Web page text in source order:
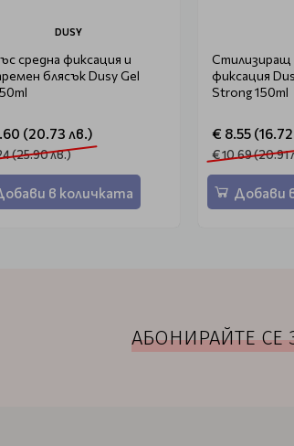
DUSY
средна фиксация и
блясък Dusy Gel
(20.73 лв.)
(25.90 лв.)
в количката
Стилизиращ
фиксация
Strong 150ml
€ 8.55
€ 10.69 (20.91
Добави
АБОНИРАЙТЕ